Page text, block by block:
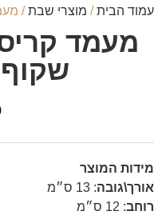
עמוד הבית/ מוצרי שבת/
מעמד
מידות המוצר
אורך\גובה: 13 ס״מ
רוחב: 12 ס״מ